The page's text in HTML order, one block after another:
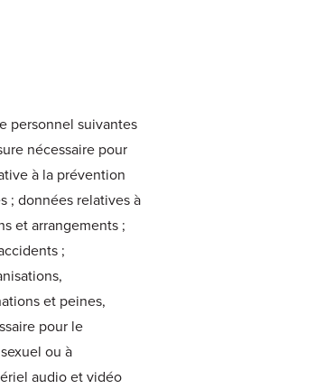
personnel suivantes
nécessaire pour
à la prévention
; données relatives à
et arrangements ;
;
et peines,
pour le
ou à
audio et vidéo